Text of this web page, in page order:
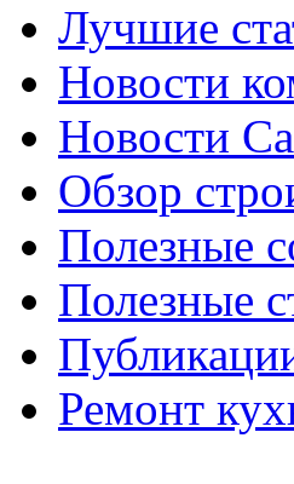
Лучшие
Новости
Новости
Обзор
Полезные
Полезные
Ремонт